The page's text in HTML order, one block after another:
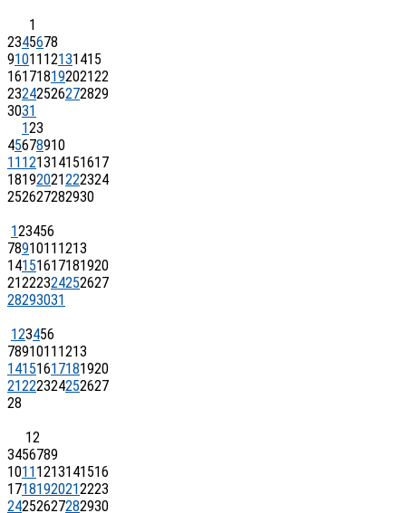
1
2345678
9101112131415
16171819202122
23242526272829
3031
123
45678910
11121314151617
18192021222324
252627282930
123456
78910111213
14151617181920
21222324252627
28293031
123456
78910111213
14151617181920
21222324252627
28
12
3456789
10111213141516
17181920212223
24252627282930